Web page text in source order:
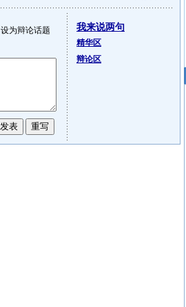
设为辩论话题
我来说两句
精华区
辩论区